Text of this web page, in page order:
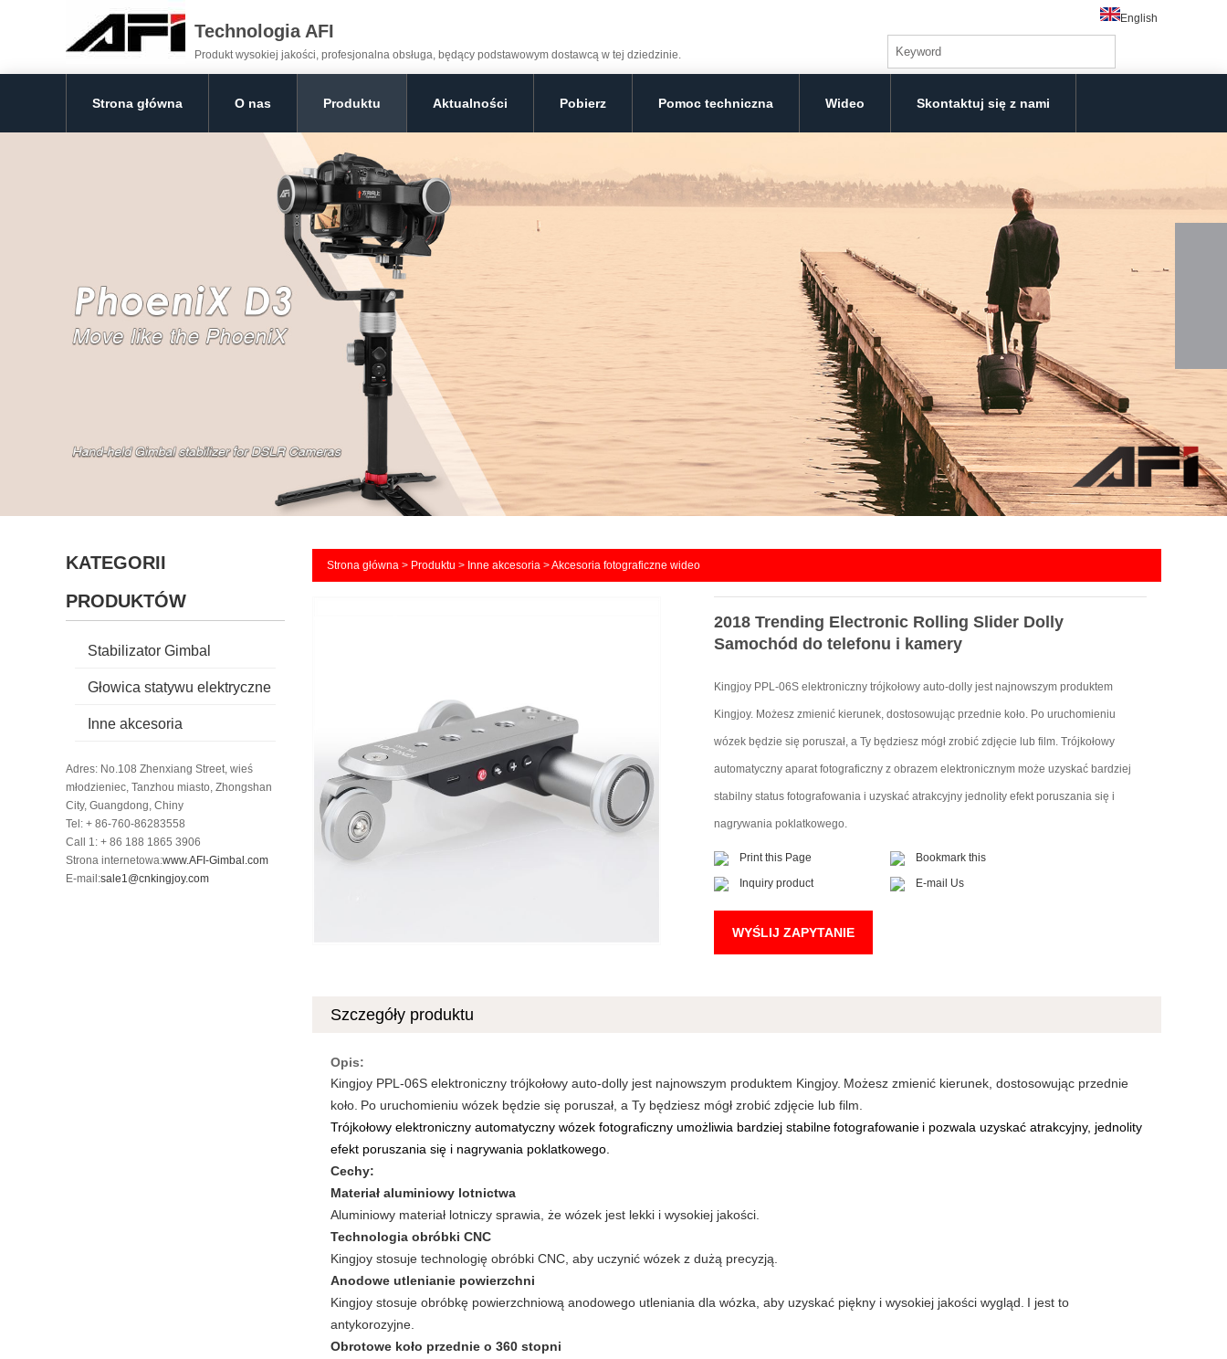
Technologia AFI
Produkt wysokiej jakości, profesjonalna obsługa, będący podstawowym dostawcą w tej dziedzinie.
English
Strona główna O nas Produktu Aktualności Pobierz Pomoc techniczna Wideo Skontaktuj się z nami
KATEGORII
PRODUKTÓW
Stabilizator Gimbal
Głowica statywu elektryczne
Inne akcesoria
Adres: No.108 Zhenxiang Street, wieś
młodzieniec, Tanzhou miasto, Zhongshan
City, Guangdong, Chiny
Tel: + 86-760-86283558
Call 1: + 86 188 1865 3906
Strona internetowa:www.AFI-Gimbal.com
E-mail:sale1@cnkingjoy.com
Strona główna > Produktu > Inne akcesoria >Akcesoria fotograficzne wideo
2018 Trending Electronic Rolling Slider Dolly
Samochód do telefonu i kamery
Kingjoy PPL-06S elektroniczny trójkołowy auto-dolly jest najnowszym produktem
Kingjoy. Możesz zmienić kierunek, dostosowując przednie koło. Po uruchomieniu
wózek będzie się poruszał, a Ty będziesz mógł zrobić zdjęcie lub film. Trójkołowy
automatyczny aparat fotograficzny z obrazem elektronicznym może uzyskać bardziej
stabilny status fotografowania i uzyskać atrakcyjny jednolity efekt poruszania się i
nagrywania poklatkowego.
Print this Page
Bookmark this
Inquiry product
E-mail Us
WYŚLIJ ZAPYTANIE
Szczegóły produktu
Opis:
Kingjoy PPL-06S elektroniczny trójkołowy auto-dolly jest najnowszym produktem Kingjoy. Możesz zmienić kierunek, dostosowując przednie
koło. Po uruchomieniu wózek będzie się poruszał, a Ty będziesz mógł zrobić zdjęcie lub film.
Trójkołowy elektroniczny automatyczny wózek fotograficzny umożliwia bardziej stabilnefotografowanie i pozwala uzyskać atrakcyjny, jednolity
efekt poruszania się i nagrywania poklatkowego.
Cechy:
Materiał aluminiowy lotnictwa
Aluminiowy materiał lotniczy sprawia, że wózek jest lekki i wysokiej jakości.
Technologia obróbki CNC
Kingjoy stosuje technologię obróbki CNC, aby uczynić wózek z dużą precyzją.
Anodowe utlenianie powierzchni
Kingjoy stosuje obróbkę powierzchniową anodowego utleniania dla wózka, aby uzyskać piękny i wysokiej jakości wygląd. I jest to
antykorozyjne.
Obrotowe koło przednie o 360 stopni